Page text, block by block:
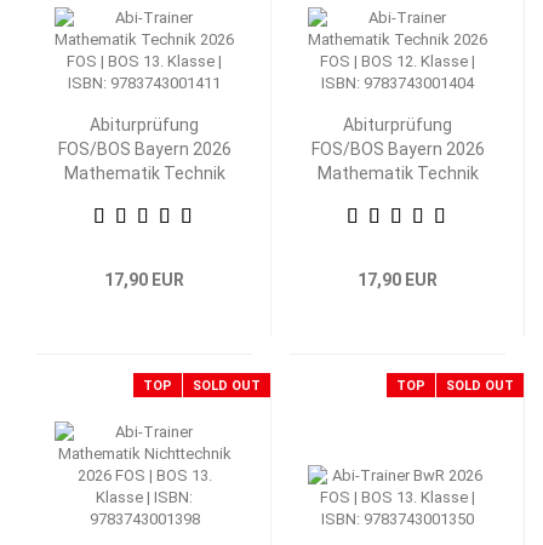
Abiturprüfung
FOS/BOS Bayern 2026
Mathematik Technik
17,90 EUR
Abiturprüfung
FOS/BOS Bayern 2026
Mathematik Technik
17,90 EUR
TOP SOLD OUT TOP SOLD OUT